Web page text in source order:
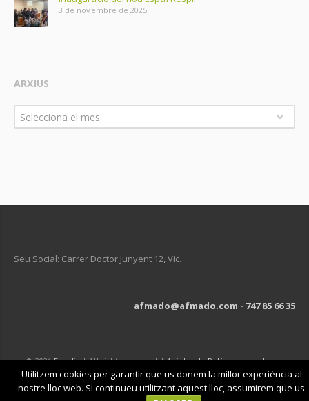
3 de novembre de 2025
ARXIUS
Arxius
Selecciona el mes
Seu Social: Carrer Doctor Junyent 12, Vic.
afmado@afmado.com - 747 85 66 35
© 2021Engidia| All rights reserved |Avís legal-Política de cookies-
Política de privacitat
Utilitzem cookies per garantir que us donem la millor experiència al
nostre lloc web. Si continueu utilitzant aquest lloc, assumirem que us